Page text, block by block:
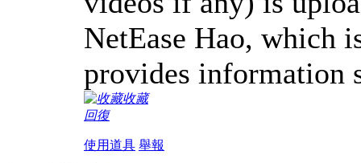
NetEase Hao, which
provides information
收藏
回復
使用道具 舉報